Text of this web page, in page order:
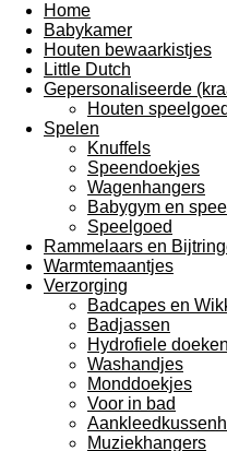
Home
Babykamer
Houten bewaarkistjes
Little Dutch
Gepersonaliseerde
Houten
Spelen
Knuffels
Speendoekjes
Wagenhangers
Babygym en
Speelgoed
Rammelaars en
Warmtemaantjes
Verzorging
Badcapes en
Badjassen
Hydrofiele doeken
Washandjes
Monddoekjes
Voor in bad
Muziekhangers